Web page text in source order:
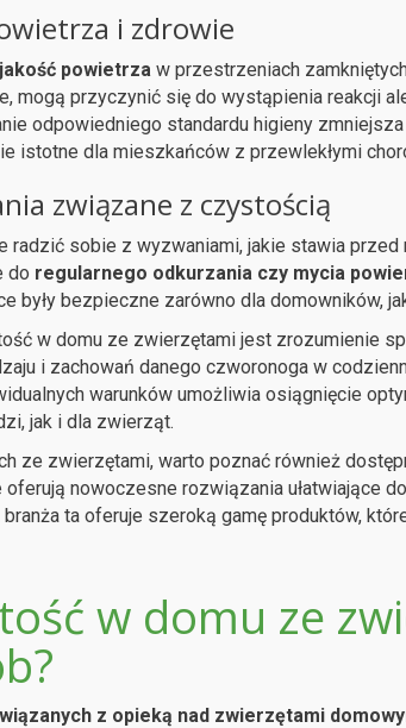
i zdrowie
jakość powietrza w przestrzeniach
mogą przyczynić się do wystąpienia reakcji
odpowiedniego standardu higieny
istotne dla mieszkańców z przewlekłymi
związane z czystością
sobie z wyzwaniami, jakie stawia przed
do regularnego odkurzania czy mycia
były bezpieczne zarówno dla domowników,
w domu ze zwierzętami jest zrozumienie
i zachowań danego czworonoga w
warunków umożliwia osiągnięcie
jak i dla zwierząt.
ze zwierzętami, warto poznać również
oferują nowoczesne rozwiązania ułatwiające
ta oferuje szeroką gamę produktów,
w domu ze
z opieką nad zwierzętami